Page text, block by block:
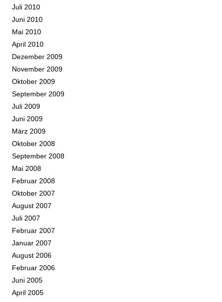
Juli 2010
Juni 2010
Mai 2010
April 2010
Dezember 2009
November 2009
Oktober 2009
September 2009
Juli 2009
Juni 2009
März 2009
Oktober 2008
September 2008
Mai 2008
Februar 2008
Oktober 2007
August 2007
Juli 2007
Februar 2007
Januar 2007
August 2006
Februar 2006
Juni 2005
April 2005